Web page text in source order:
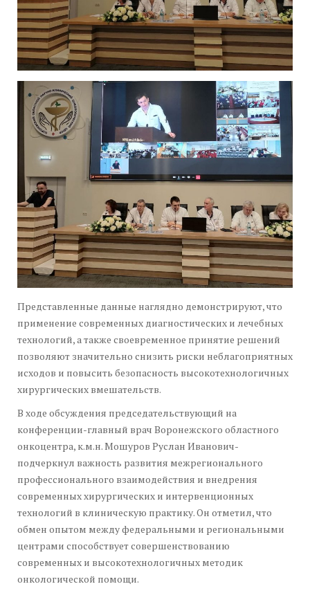
Представленные данные наглядно демонстрируют, что
применение современных диагностических и лечебных
технологий, а также своевременное принятие решений
позволяют значительно снизить риски неблагоприятных
исходов и повысить безопасность высокотехнологичных
хирургических вмешательств.
В ходе обсуждения председательствующий на
конференции-главный врач Воронежского областного
онкоцентра, к.м.н. Мошуров Руслан Иванович-
подчеркнул важность развития межрегионального
профессионального взаимодействия и внедрения
современных хирургических и интервенционных
технологий в клиническую практику. Он отметил, что
обмен опытом между федеральными и региональными
центрами способствует совершенствованию
современных и высокотехнологичных методик
онкологической помощи.